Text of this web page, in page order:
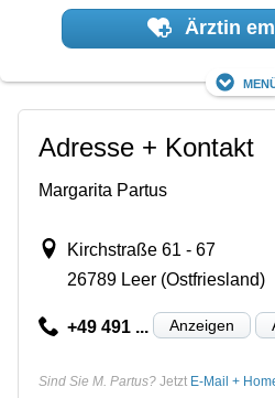
Ärztin
Adresse + Kontakt
Margarita Partus
Kirchstraße 61 - 67
26789 Leer (Ostfriesland)
+49 491 ... Anzeigen
Sind Sie M. Partus? Jetzt E-Mail +